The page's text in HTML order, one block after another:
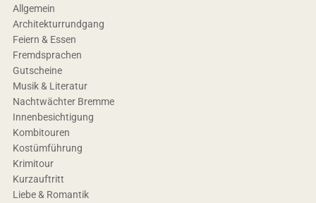
Allgemein
Architekturrundgang
Feiern & Essen
Fremdsprachen
Gutscheine
Musik & Literatur
Nachtwächter Bremme
Innenbesichtigung
Kombitouren
Kostümführung
Krimitour
Kurzauftritt
Liebe & Romantik